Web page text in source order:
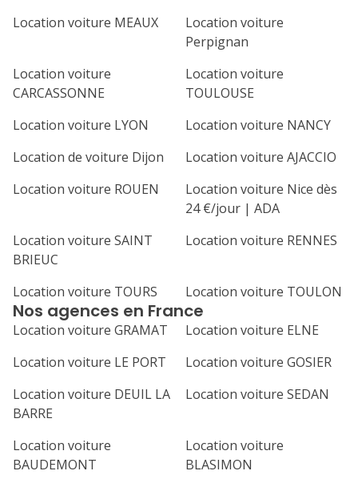
Location voiture MEAUX
Location voiture
Perpignan
Location voiture
CARCASSONNE
Location voiture
TOULOUSE
Location voiture LYON
Location voiture NANCY
Location de voiture Dijon
Location voiture AJACCIO
Location voiture ROUEN
Location voiture Nice dès
24 €/jour | ADA
Location voiture SAINT
BRIEUC
Location voiture RENNES
Location voiture TOURS Location voiture TOULON
Nos agences en France
Location voiture GRAMAT
Location voiture ELNE
Location voiture LE PORT
Location voiture GOSIER
Location voiture DEUIL LA
BARRE
Location voiture SEDAN
Location voiture
BAUDEMONT
Location voiture
BLASIMON